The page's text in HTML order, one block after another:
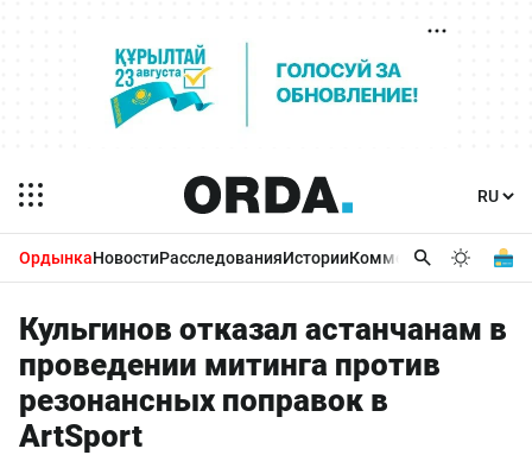
ОрдынкаНовостиРасследованияИсторииКомментарииБизнес
Кульгинов отказал астанчанам в
проведении митинга против
резонансных поправок в
ArtSport